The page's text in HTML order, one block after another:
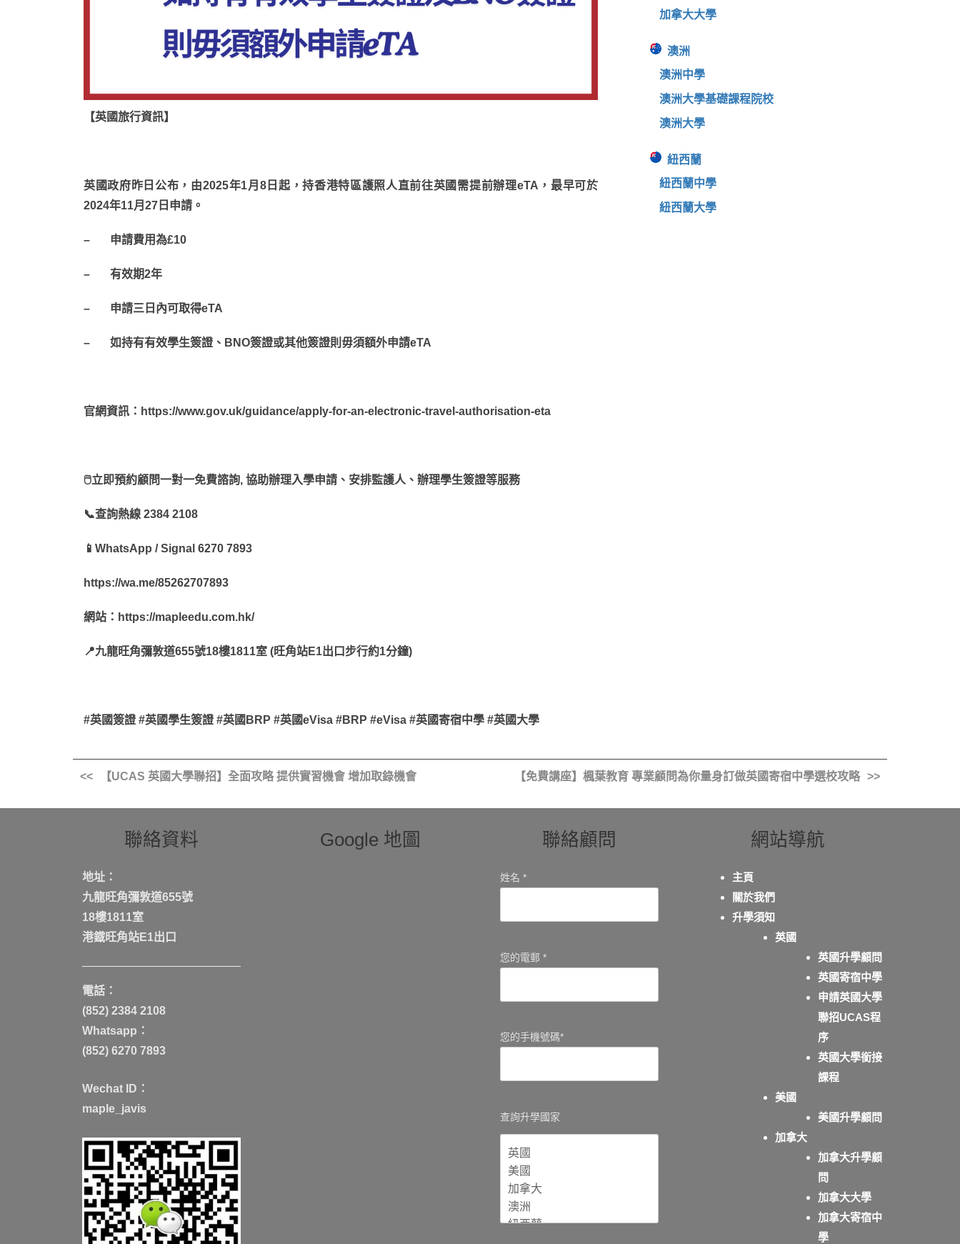
【英國旅行資訊】
英國政府昨日公布，由2025年1月8日起，持香港特區護照人直前往英國需提前辦理eTA，最早可於
2024年11月27日申請。
– 申請費用為£10
– 有效期2年
– 申請三日內可取得eTA
– 如持有有效學生簽證、BNO簽證或其他簽證則毋須額外申請eTA
官網資訊：https://www.gov.uk/guidance/apply-for-an-electronic-travel-authorisation-eta
🖱立即預約顧問一對一免費諮詢, 協助辦理入學申請、安排監護人、辦理學生簽證等服務
📞查詢熱線 2384 2108
📱WhatsApp / Signal 6270 7893
https://wa.me/85262707893
網站：https://mapleedu.com.hk/
📍九龍旺角彌敦道655號18樓1811室 (旺角站E1出口步行約1分鐘)
#英國簽證 #英國學生簽證 #英國BRP #英國eVisa #BRP #eVisa #英國寄宿中學 #英國大學
加拿大大學
澳洲
澳洲中學
澳洲大學基礎課程院校
澳洲大學
紐西蘭
紐西蘭中學
紐西蘭大學
【UCAS 英國大學聯招】全面攻略 提供實習機會 增加取錄機會 【免費講座】楓葉教育 專業顧問為你量身訂做英國寄宿中學選校攻略
聯絡資料
地址：
九龍旺角彌敦道655號
18樓1811室
港鐡旺角站E1出口
電話：
(852) 2384 2108
Whatsapp：
(852) 6270 7893
Wechat ID：
maple_javis
Google 地圖 聯絡顧問
姓名 *
您的電郵 *
您的手機號碼*
查詢升學國家
網站導航
主頁
關於我們
升學須知
英國
英國升學顧問
英國寄宿中學
申請英國大學
聯招UCAS程
序
英國大學銜接
課程
美國
美國升學顧問
加拿大
加拿大升學顧
問
加拿大大學
加拿大寄宿中
學